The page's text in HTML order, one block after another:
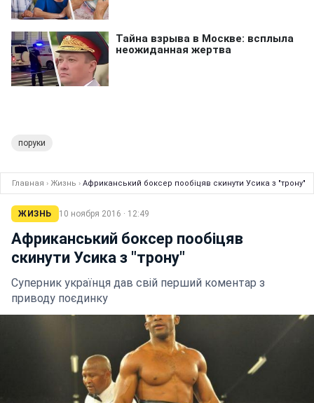
поруки
Главная › Жизнь › Африканський боксер пообіцяв скинути Усика з "трону"
ЖИЗНЬ 10 ноября 2016 · 12:49
Африканський боксер пообіцяв
скинути Усика з "трону"
Суперник українця дав свій перший коментар з
приводу поєдинку